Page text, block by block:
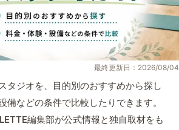
最終更新日：2026/08/04
タジオを、目的別のおすすめから探し
備などの条件で比較したりできます。
編集部が公式情報と独自取材をも